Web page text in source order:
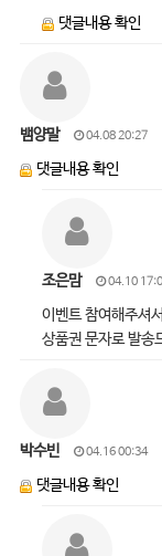
댓글내용 확인
뱀양말 04.08 20:27
댓글내용 확인
조은맘 04.10
이벤트 참여해주셔
상품권 문자로 발
박수빈 04.16 00:34
댓글내용 확인